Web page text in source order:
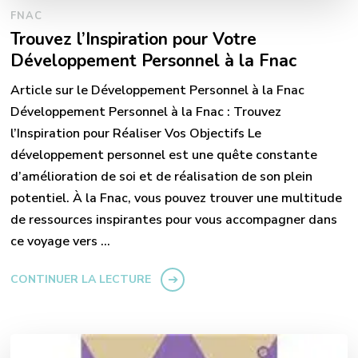
FNAC
Trouvez l’Inspiration pour Votre
Développement Personnel à la Fnac
Article sur le Développement Personnel à la Fnac
Développement Personnel à la Fnac : Trouvez
l’Inspiration pour Réaliser Vos Objectifs Le
développement personnel est une quête constante
d’amélioration de soi et de réalisation de son plein
potentiel. À la Fnac, vous pouvez trouver une multitude
de ressources inspirantes pour vous accompagner dans
ce voyage vers …
CONTINUER LA LECTURE